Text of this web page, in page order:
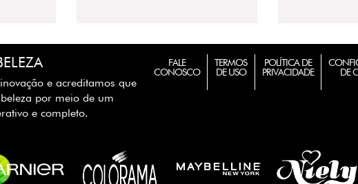
e acreditamos que
por meio de um
e completo.
FALE
CONOSCO
TERMOS
DE USO
POLÍTICA DE
PRIVACIDADE
DE